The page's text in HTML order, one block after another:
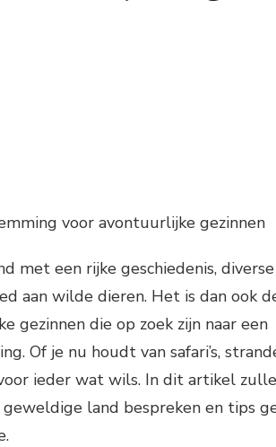
voor avontuurlijke gezinnen
met een rijke geschiedenis, diverse
aan wilde dieren. Het is dan ook
gezinnen die op zoek zijn naar een
Of je nu houdt van safari’s,
ieder wat wils. In dit artikel
land bespreken en tips